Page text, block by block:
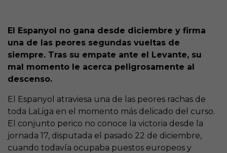
El Espanyol no gana desde diciembre y firma
una de las peores segundas vueltas de
siempre. Tras su empate ante el Levante, su
mal momento le acerca peligrosamente al
descenso.
El Espanyol atraviesa una de las peores rachas de
toda LaLiga en el momento más delicado del curso.
El conjunto perico no conoce la victoria desde la
jornada 17, disputada el pasado 22 de diciembre,
cuando todavía ocupaba puestos europeos y